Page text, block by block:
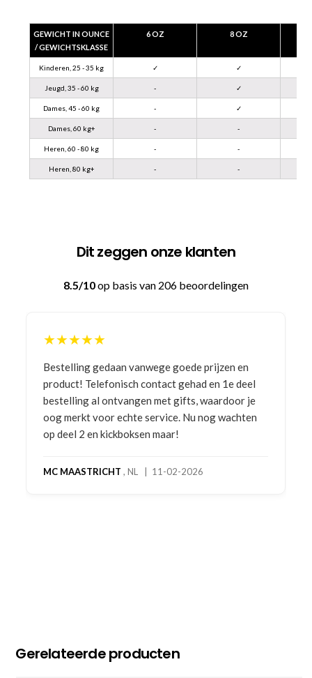
GEWICHT IN OUNCE
/ GEWICHTSKLASSE
6 OZ 8 OZ
Kinderen, 25 - 35 kg ✓ ✓
Jeugd, 35 - 60 kg - ✓
Dames, 45 - 60 kg - ✓
Dames, 60 kg+ - -
Heren, 60 - 80 kg - -
Heren, 80 kg+ - -
Dit zeggen onze klanten
8.5/10op basis van 206 beoordelingen
★★★★★
Bestelling gedaan vanwege goede prijzen en
product! Telefonisch contact gehad en 1e deel
bestelling al ontvangen met gifts, waardoor je
oog merkt voor echte service. Nu nog wachten
op deel 2 en kickboksen maar!
MC MAASTRICHT , NL | 11-02-2026
Gerelateerde producten